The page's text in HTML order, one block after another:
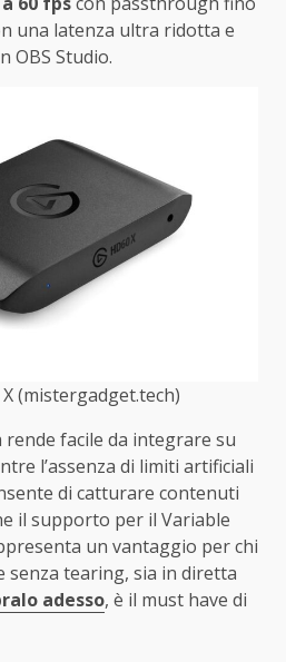
una latenza ultra ridotta e
OBS Studio.
(mistergadget.tech)
facile da integrare su
l’assenza di limiti artificiali
di catturare contenuti
il supporto per il Variable
un vantaggio per chi
senza tearing, sia in diretta
adesso, è il must have di